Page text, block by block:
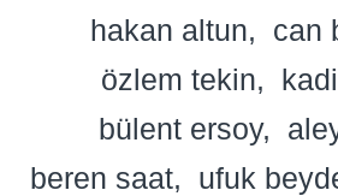
hakan altun
can
özlem tekin
bülent ersoy
beren saat
ufuk